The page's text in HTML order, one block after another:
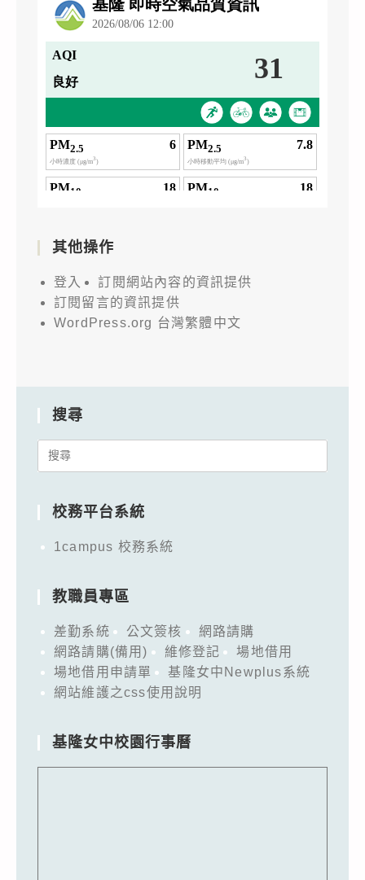
其他操作
登入
訂閱網站內容的資訊提供
訂閱留言的資訊提供
WordPress.org 台灣繁體中文
搜尋
Search
校務平台系統
1campus 校務系統
教職員專區
差勤系統 公文簽核
網路請購
網路請購(備用)
維修登記
場地借用
場地借用申請單
基隆女中Newplus系統
網站維護之css使用說明
基隆女中校園行事曆